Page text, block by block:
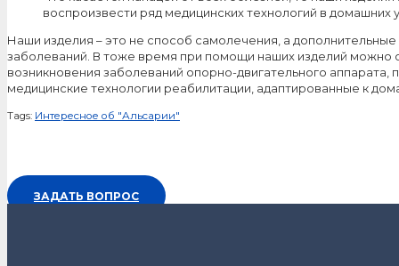
воспроизвести ряд медицинских технологий в домашних
Наши изделия – это не способ самолечения, а
заболеваний. В тоже время при помощи наших изделий можно
возникновения заболеваний опорно-двигательного
медицинские технологии реабилитации, адаптированные к
Tags: Интересное об "Альсарии"
ЗАДАТЬ ВОПРОС